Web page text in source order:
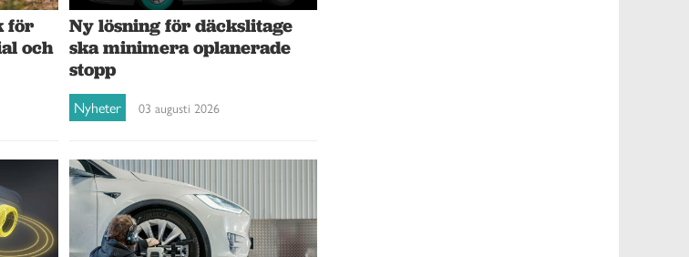
för
och
Ny lösning för däckslitage
ska minimera oplanerade
stopp
Nyheter 03 augusti 2026